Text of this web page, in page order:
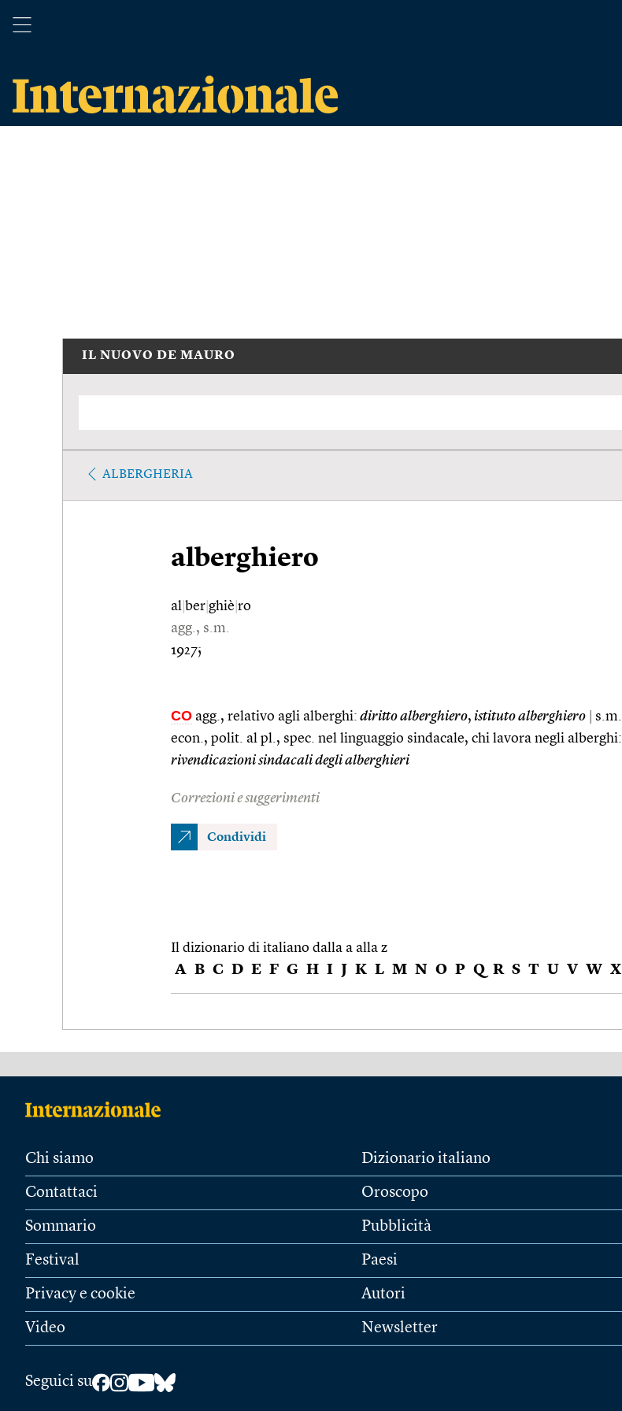
IL NUOVO DE MAURO
ALBERGHERIA
alberghiero
al ber ghiè ro
agg., s.m.
1927;
CO agg., relativo agli alberghi: diritto alberghiero, istituto alberghiero s.m.
econ., polit. al pl., spec. nel linguaggio sindacale, chi lavora negli alberghi:
rivendicazioni sindacali degli alberghieri
Correzioni e suggerimenti
Condividi
Il dizionario di italiano dalla a alla z
A B C D E F G H I J K L M N O P Q R S T U V W X
Chi siamo
Contattaci
Sommario
Festival
Privacy e cookie
Video
Dizionario italiano
Oroscopo
Pubblicità
Paesi
Autori
Newsletter
Seguici su